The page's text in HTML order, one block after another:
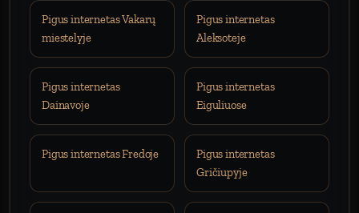
Pigus internetas Vakarų
miestelyje
Pigus internetas
Aleksoteje
Pigus internetas
Dainavoje
Pigus internetas
Eiguliuose
Pigus internetas Fredoje
Pigus internetas
Gričiupyje